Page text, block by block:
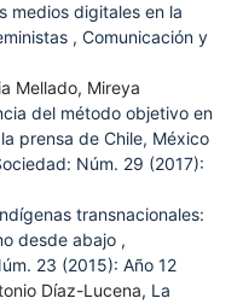
medios digitales en la
, Comunicación y
Mellado, Mireya
del método objetivo en
prensa de Chile, México
Núm. 29 (2017):
transnacionales:
desde abajo ,
23 (2015): Año 12
Díaz-Lucena, La